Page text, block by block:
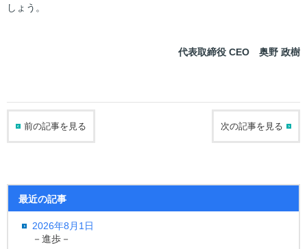
しょう。
代表取締役 CEO 奥野 政樹
前の記事を見る 次の記事を見る
最近の記事
2026年8月1日
－進歩－